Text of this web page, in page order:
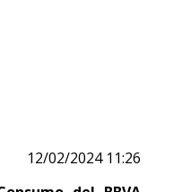
12/02/2024 11:26